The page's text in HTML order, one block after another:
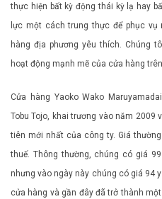
thực hiện bất kỳ động thái kỳ lạ hay
lực một cách trung thực để phục
hàng địa phương yêu thích. Chúng
hoạt động mạnh mẽ của cửa hàng
Cửa hàng Yaoko Wako
Tobu Tojo, khai trương vào năm
tiên mới nhất của công ty. Giá
thuế. Thông thường, chúng có giá
nhưng vào ngày này chúng có giá 94
cửa hàng và gần đây đã trở thành